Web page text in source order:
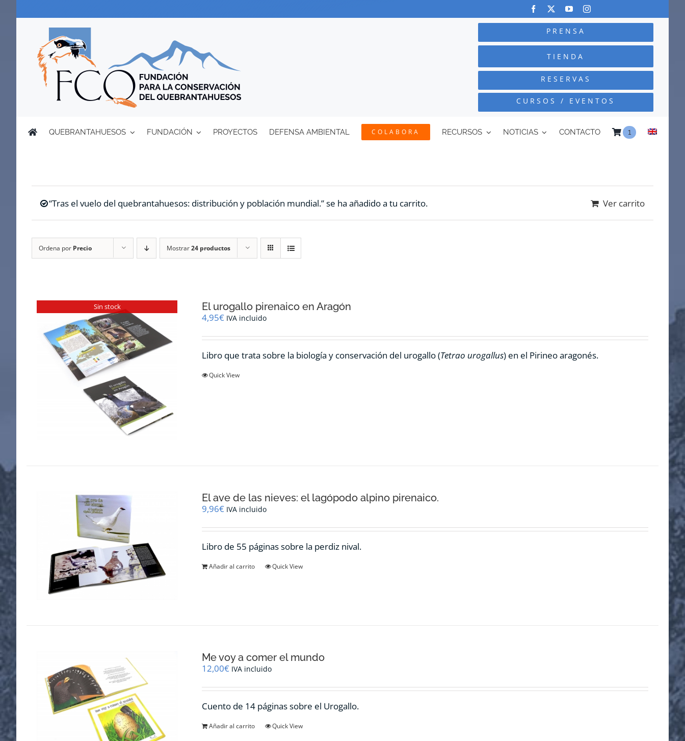
PRENSA
TIENDA
RESERVAS
CURSOS / EVENTOS
QUEBRANTAHUESOS FUNDACIÓN PROYECTOS DEFENSA AMBIENTAL COLABORA RECURSOS NOTICIAS CONTACTO 1
“Tras el vuelo del quebrantahuesos: distribución y población mundial.” se ha añadido a tu carrito. Ver carrito
Ordena por Precio Mostrar24 productos
Sin stock El urogallo pirenaico en Aragón
4,95€ IVA incluido
Libro que trata sobre la biología y conservación del urogallo (Tetrao urogallus) en el Pirineo aragonés.
Quick View
El ave de las nieves: el lagópodo alpino pirenaico.
9,96€ IVA incluido
Libro de 55 páginas sobre la perdiz nival.
Añadir al carrito Quick View
Me voy a comer el mundo
12,00€ IVA incluido
Cuento de 14 páginas sobre el Urogallo.
Añadir al carrito Quick View